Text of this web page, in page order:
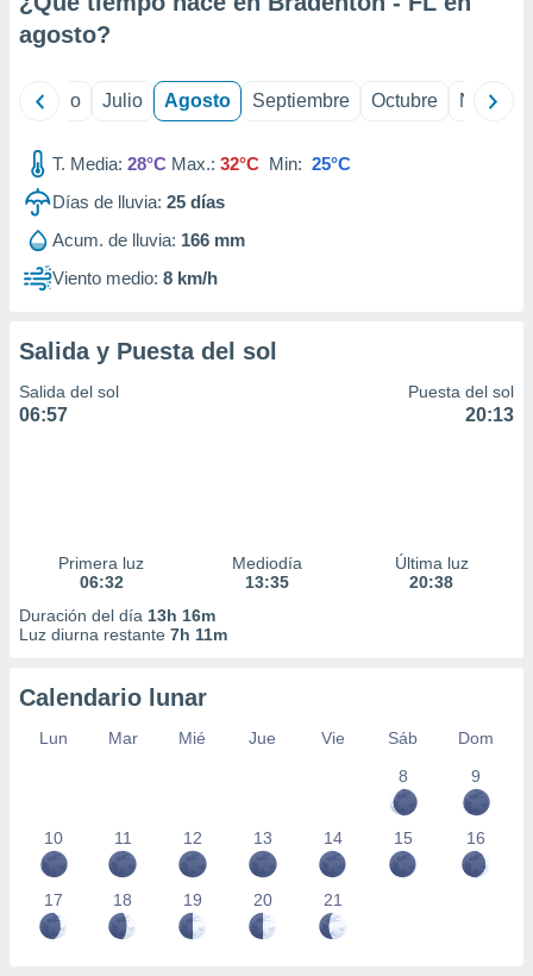
e
publicidad
publicidad
de
agosto?
Junio Julio Agosto Septiembre Octubre
T. Media: 28°C Max.: 32°C Min: 25°C
Días de lluvia: 25 días
Acum. de lluvia: 166 mm
Viento medio: 8 km/h
Salida y Puesta del sol
Salida del sol
06:57
Puesta del sol
20:13
Primera luz
06:32
Mediodía
13:35
Última luz
20:38
Duración del día 13h 16m
Luz diurna restante 7h 11m
Calendario lunar
Lun Mar Mié Jue Vie Sáb
Dom
8
9
10 11 12 13 14 15 16
17 18 19 20 21